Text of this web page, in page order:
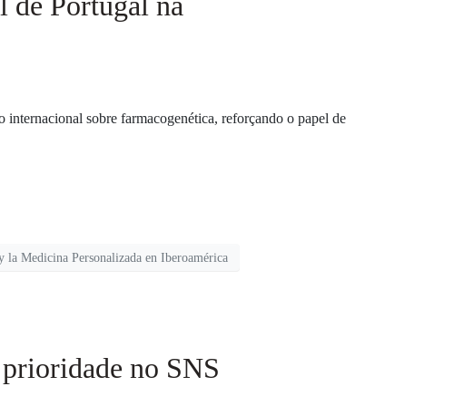
sobre farmacogenética, reforçando o papel de
la Medicina Personalizada en Iberoamérica
no SNS